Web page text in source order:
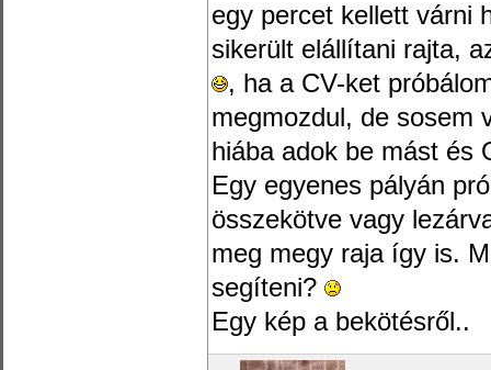
egy percet kellett várni
sikerült elállítani rajta,
, ha a CV-ket
megmozdul, de sosem
hiába adok be mást és
Egy egyenes pályán
összekötve vagy
meg megy raja így is.
segíteni?
Egy kép a bekötésről..